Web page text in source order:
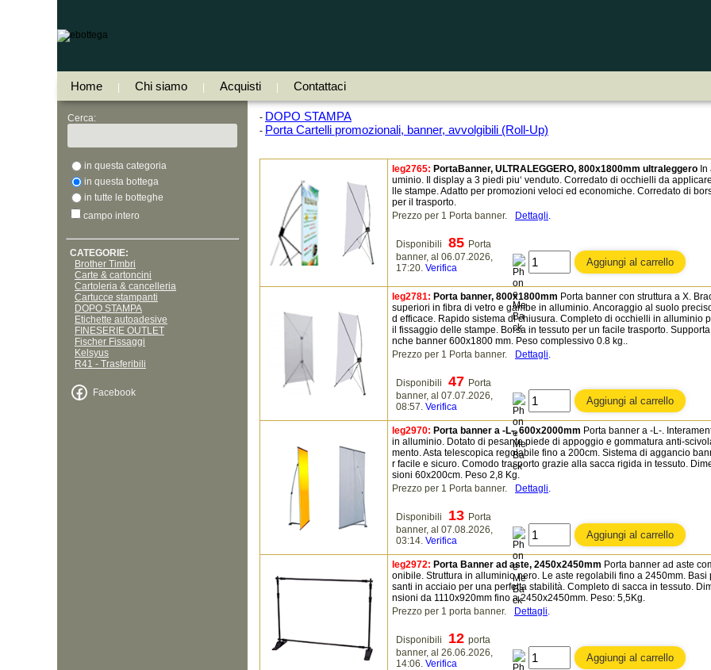
Home Chi siamo Acquisti Contattaci
Cerca:
in questa categoria
in questa bottega
in tutte le botteghe
campo intero
CATEGORIE:
Brother Timbri
Carte & cartoncini
Cartoleria & cancelleria
Cartucce stampanti
DOPO STAMPA
Etichette autoadesive
FINESERIE OUTLET
Fischer Fissaggi
Kelsyus
R41 - Trasferibili
Facebook
- DOPO STAMPA
- Porta Cartelli promozionali, banner, avvolgibili (Roll-Up)
leg2765: PortaBanner, ULTRALEGGERO, 800x1800mm ultraleggero In
uminio. Il display a 3 piedi piu‘ venduto. Corredato di occhielli da
lle stampe. Adatto per promozioni veloci ed economiche. Corredato di
per il trasporto.
Prezzo per 1 Porta banner.
Dettagli.
Disponibili 85 Porta
banner, al 06.07.2026,
17:20. Verifica
leg2781: Porta banner, 800x1800mm Porta banner con struttura a X.
superiori in fibra di vetro e gambe in alluminio. Ancoraggio al suolo
d efficace. Rapido sistema di chiusura. Completo di occhielli in alluminio
il fissaggio delle stampe. Borsa in tessuto per un facile trasporto.
nche banner 600x1800 mm. Peso complessivo 0.8 kg..
Prezzo per 1 Porta banner.
Dettagli.
Disponibili 47 Porta
banner, al 07.07.2026,
08:57. Verifica
leg2970: Porta banner a -L-, 600x2000mm Porta banner a -L-.
in alluminio. Dotato di pesante piede di appoggio e gommatura anti-
mento. Asta telescopica regolabile fino a 200cm. Sistema di aggancio
r facile e sicuro. Comodo trasporto grazie alla sacca rigida in tessuto.
sioni 60x200cm. Peso 2,8 Kg.
Prezzo per 1 Porta banner.
Dettagli.
Disponibili 13 Porta
banner, al 07.08.2026,
03:14. Verifica
leg2972: Porta Banner ad aste, 2450x2450mm Porta banner ad aste
onibile. Struttura in alluminio nero. Le aste regolabili fino a 2450mm. Basi
santi in acciaio per una perfetta stabilità. Completo di sacca in tessuto.
nsioni da 1110x920mm fino a 2450x2450mm. Peso: 5,5Kg.
Prezzo per 1 porta banner.
Dettagli.
Disponibili 12 porta
banner, al 26.06.2026,
14:06. Verifica